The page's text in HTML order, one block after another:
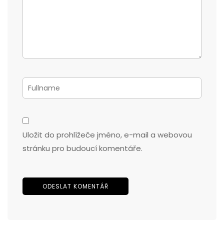
Uložit do prohlížeče jméno, e-mail a webovou
stránku pro budoucí komentáře.